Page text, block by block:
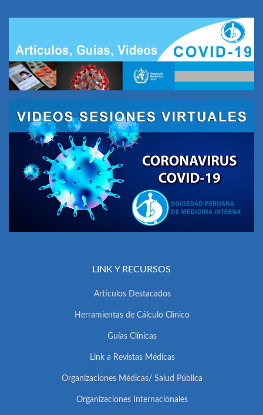
LINK Y RECURSOS
Artículos Destacados
Herramientas de Cálculo Clínico
Guías Clínicas
Link a Revistas Médicas
Organizaciones Médicas/ Salud Pública
Organizaciones Internacionales